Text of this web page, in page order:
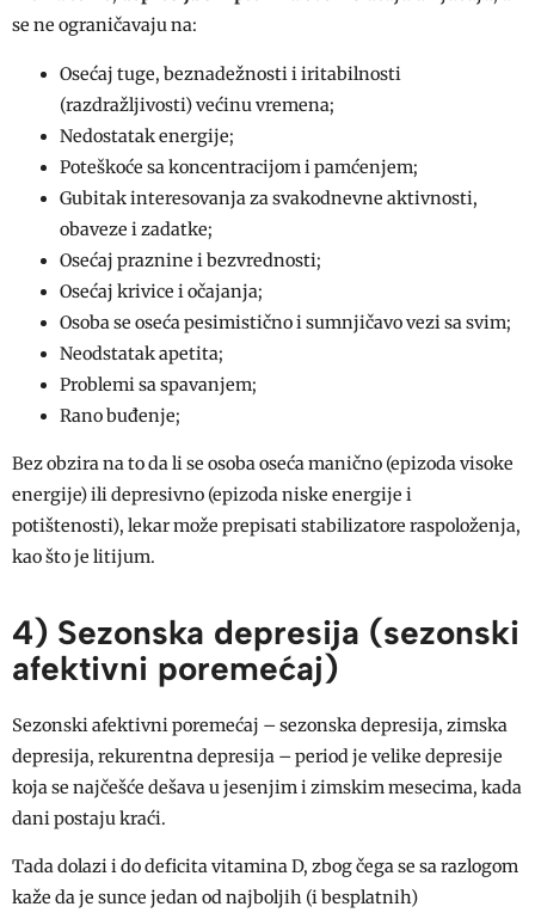
se ne ograničavaju na:
Osećaj tuge, beznadežnosti i iritabilnosti
(razdražljivosti) većinu vremena;
Nedostatak energije;
Poteškoće sa koncentracijom i pamćenjem;
Gubitak interesovanja za svakodnevne aktivnosti,
obaveze i zadatke;
Osećaj praznine i bezvrednosti;
Osećaj krivice i očajanja;
Osoba se oseća pesimistično i sumnjičavo vezi sa svim;
Neodstatak apetita;
Problemi sa spavanjem;
Rano buđenje;
Bez obzira na to da li se osoba oseća manično (epizoda visoke
energije) ili depresivno (epizoda niske energije i
potištenosti), lekar može prepisati stabilizatore raspoloženja,
kao što je litijum.
4) Sezonska depresija (sezonski
afektivni poremećaj)
Sezonski afektivni poremećaj – sezonska depresija, zimska
depresija, rekurentna depresija – period je velike depresije
koja se najčešće dešava u jesenjim i zimskim mesecima, kada
dani postaju kraći.
Tada dolazi i do deficita vitamina D, zbog čega se sa razlogom
kaže da je sunce jedan od najboljih (i besplatnih)